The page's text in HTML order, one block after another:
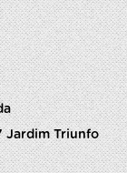
Jardim Triunfo